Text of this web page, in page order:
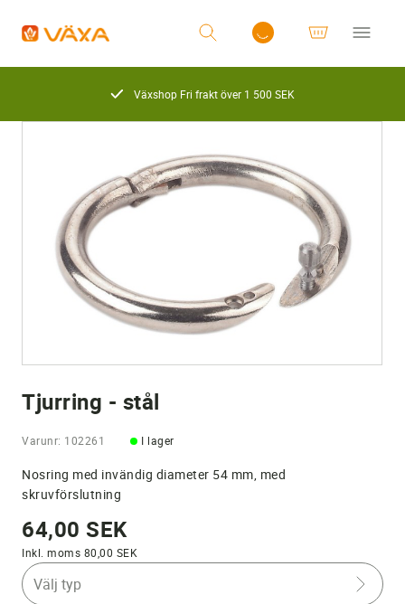
Växshop Fri frakt över 1 500 SEK
Tjurring - stål
Varunr: 102261 I lager
Nosring med invändig diameter 54 mm, med
skruvförslutning
64,00 SEK
Inkl. moms 80,00 SEK
Välj typ